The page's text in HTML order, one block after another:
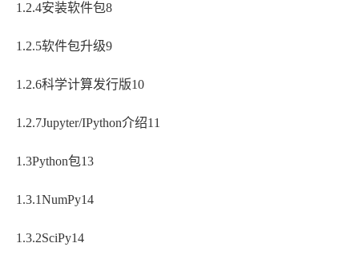
1.2.4安装软件包8
1.2.5软件包升级9
1.2.6科学计算发行版10
1.2.7Jupyter/IPython介绍11
1.3Python包13
1.3.1NumPy14
1.3.2SciPy14